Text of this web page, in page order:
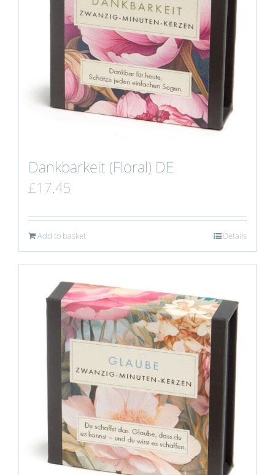
Dankbarkeit (Floral) DE
£17.45
Add to basket Details